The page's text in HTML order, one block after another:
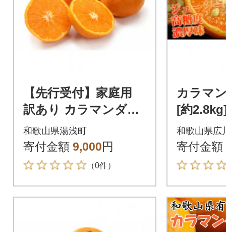
【先行受付】家庭用
訳あり カラマンダリ
ン なつみ 和歌山 有田
2S~3Lサイズ混合 3kg
和歌山県湯浅町
寄付金額 9,000円
（0件）
カラマ
[約
田産 春
イズお
和歌山県広
寄付金額